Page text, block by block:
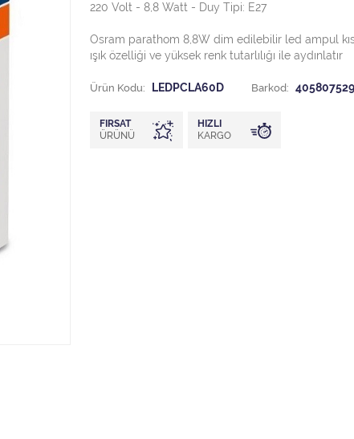
220 Volt - 8,8 Watt - Duy Tipi: E27
Osram parathom 8,8W dim edilebilir led ampul
ışık özelliği ve yüksek renk tutarlılığı ile aydınlatır
Ürün Kodu: LEDPCLA60D Barkod:
FIRSAT
ÜRÜNÜ
HIZLI
KARGO